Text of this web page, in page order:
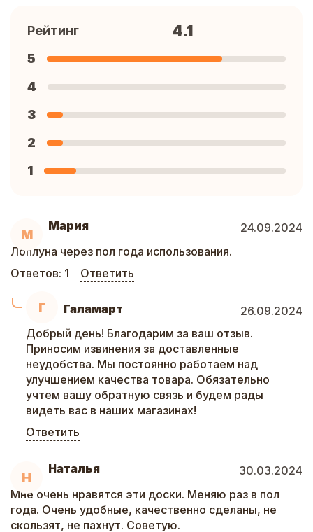
М
Мария
24.09.2024
Лоплуна через пол года использования.
Ответов: 1 Ответить
Г Галамарт
26.09.2024
Добрый день! Благодарим за ваш отзыв.
Приносим извинения за доставленные
неудобства. Мы постоянно работаем над
улучшением качества товара. Обязательно
учтем вашу обратную связь и будем рады
видеть вас в наших магазинах!
Ответить
Н
Наталья
30.03.2024
Мне очень нравятся эти доски. Меняю раз в пол
года. Очень удобные, качественно сделаны, не
скользят, не пахнут. Советую.
Рейтинг 4.1
5
4
3
2
1